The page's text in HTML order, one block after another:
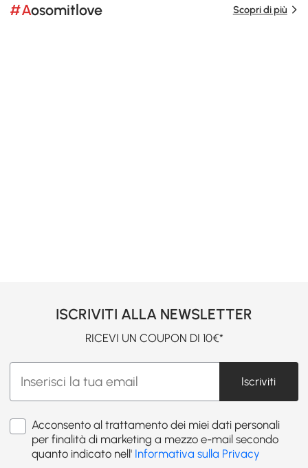
#Aosomitlove Scopri di più
ISCRIVITI ALLA NEWSLETTER
RICEVI UN COUPON DI 10€*
Iscriviti
Acconsento al trattamento dei miei dati personali
per finalità di marketing a mezzo e-mail secondo
quanto indicato nell' Informativa sulla Privacy